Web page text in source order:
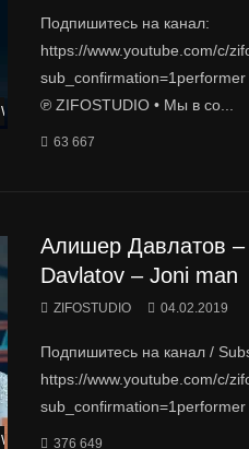
Watch Later
Подпишитесь на канал:
https://www.youtube.com/c/
℗ ZIFOSTUDIO • Мы в со...
63 667
Watch Later
Алишер Давлатов
Davlatov – Joni man
ZIFOSTUDIO 04.02.2019
Подпишитесь на канал /
https://www.youtube.com/c/
sub_confirmation=1performer
376 649